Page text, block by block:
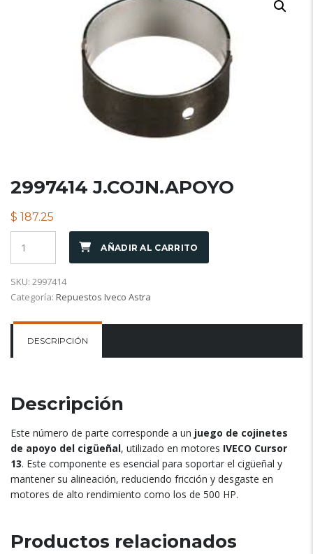
2997414 J.COJN.APOYO
$ 187.25
AÑADIR AL CARRITO
SKU: 2997414
Categoría: Repuestos Iveco Astra
DESCRIPCIÓN
Descripción
Este número de parte corresponde a un juego de cojinetes
de apoyo del cigüeñal, utilizado en motores IVECO Cursor
13. Este componente es esencial para soportar el cigüeñal y
mantener su alineación, reduciendo fricción y desgaste en
motores de alto rendimiento como los de 500 HP.
Productos relacionados